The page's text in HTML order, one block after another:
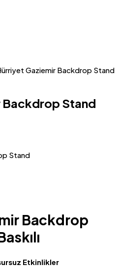
Gaziemir Backdrop Stand
Backdrop Stand
Backdrop
Etkinlikler